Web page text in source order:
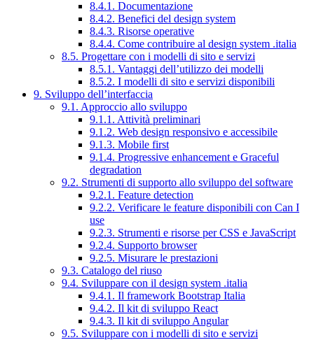
8.4.1. Documentazione
8.4.2. Benefici del design system
8.4.3. Risorse operative
8.4.4. Come contribuire al design system .italia
8.5. Progettare con i modelli di sito e servizi
8.5.1. Vantaggi dell’utilizzo dei modelli
8.5.2. I modelli di sito e servizi disponibili
9. Sviluppo dell’interfaccia
9.1. Approccio allo sviluppo
9.1.1. Attività preliminari
9.1.2. Web design responsivo e accessibile
9.1.3. Mobile first
9.1.4. Progressive enhancement e Graceful
degradation
9.2. Strumenti di supporto allo sviluppo del software
9.2.1. Feature detection
9.2.2. Verificare le feature disponibili con Can I
use
9.2.3. Strumenti e risorse per CSS e JavaScript
9.2.4. Supporto browser
9.2.5. Misurare le prestazioni
9.3. Catalogo del riuso
9.4. Sviluppare con il design system .italia
9.4.1. Il framework Bootstrap Italia
9.4.2. Il kit di sviluppo React
9.4.3. Il kit di sviluppo Angular
9.5. Sviluppare con i modelli di sito e servizi